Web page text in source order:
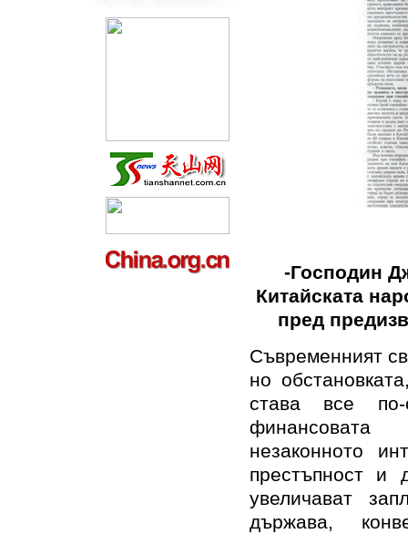
-Господин
Китайската
пред
Съвременният
но
става все по-
финансовата
незаконното
престъпност и
увеличават
държава,